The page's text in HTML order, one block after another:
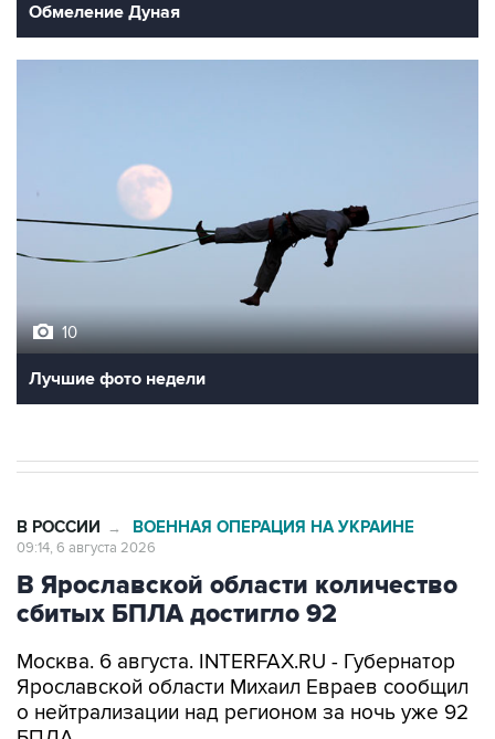
Обмеление Дуная
10
Лучшие фото недели
В РОССИИ → ВОЕННАЯ ОПЕРАЦИЯ НА УКРАИНЕ
09:14, 6 августа 2026
В Ярославской области количество
сбитых БПЛА достигло 92
Москва. 6 августа. INTERFAX.RU - Губернатор
Ярославской области Михаил Евраев сообщил
о нейтрализации над регионом за ночь уже 92